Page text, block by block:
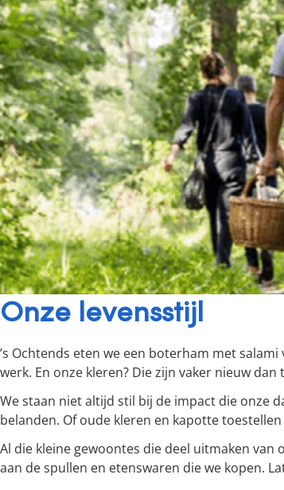
Onze levensstijl
’s Ochtends eten we een boterham met
werk. En onze kleren? Die zijn vaker nieuw dan
We staan niet altijd stil bij de impact die onze
belanden. Of oude kleren en kapotte
Al die kleine gewoontes die deel uitmaken
aan de spullen en etenswaren die we kopen.